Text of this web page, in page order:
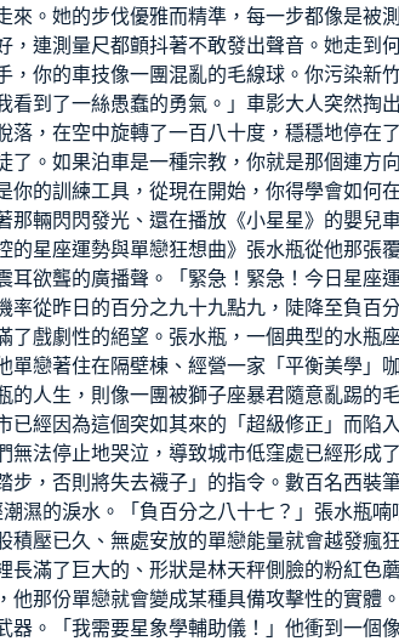
來。她的步伐優雅而精準，每一步都像是被
，連測量尺都顫抖著不敢發出聲音。她走到
，你的車技像一團混亂的毛線球。你污染新
到了一絲愚蠢的勇氣。」車影大人突然掏
落，在空中旋轉了一百八十度，穩穩地停
了。如果泊車是一種宗教，你就是那個連方
你的訓練工具，從現在開始，你得學會如何
那輛閃閃發光、還在播放《小星星》的嬰兒
的星座運勢與單戀狂想曲》張水瓶從他那張
耳欲聾的廣播聲。「緊急！緊急！今日星座
率從昨日的百分之九十九點九，陡降至負百
了戲劇性的絕望。張水瓶，一個典型的水瓶
單戀著住在隔壁棟、經營一家「平衡美學」
的人生，則像一團被獅子座暴君隨意亂踢的
已經因為這個突如其來的「超級修正」而陷
無法停止地哭泣，導致城市低窪處已經形成
步，否則將失去襪子」的指令。數百名西裝
濕的淚水。「負百分之八十七？」張水瓶
積壓已久、無處安放的單戀能量就會越發瘋
長滿了巨大的、形狀是林天秤側臉的粉紅色
他那份單戀就會變成某種具備攻擊性的實體
器。「我需要星象學輔助儀！」他衝到一個